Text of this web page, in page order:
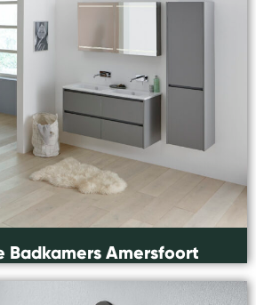
Badkamers Amersfoort